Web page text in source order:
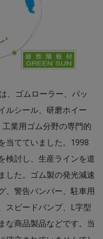
、ゴムローラー、パッ
ルシール、研磨ホイー
業用ゴム分野の専門的
当てていました。1998
検討し、生産ラインを道
した。ゴム製の発光減速
、警告バンパー、駐車用
スピードバンプ、L字型
な商品製品などです。当